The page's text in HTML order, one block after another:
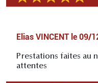
Elias VINCENT le 09/
Prestations faites au
attentes